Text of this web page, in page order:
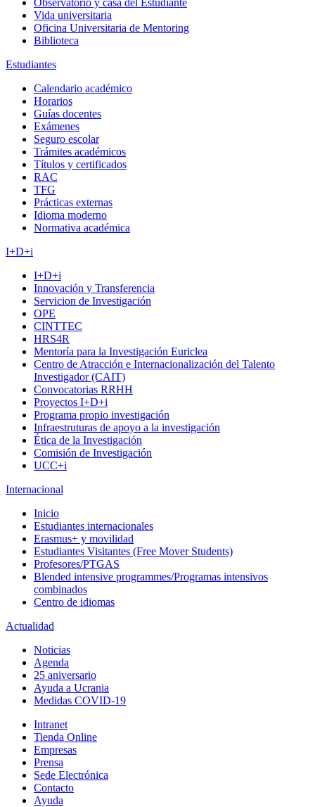
Observatorio y casa del Estudiante
Vida universitaria
Oficina Universitaria de Mentoring
Biblioteca
Estudiantes
Calendario académico
Horarios
Guías docentes
Exámenes
Seguro escolar
Trámites académicos
Títulos y certificados
RAC
TFG
Prácticas externas
Idioma moderno
Normativa académica
I+D+i
I+D+i
Innovación y Transferencia
Servicion de Investigación
OPE
CINTTEC
HRS4R
Mentoría para la Investigación Euriclea
Centro de Atracción e Internacionalización del Talento
Investigador (CAIT)
Convocatorias RRHH
Proyectos I+D+i
Programa propio investigación
Infraestruturas de apoyo a la investigación
Ética de la Investigación
Comisión de Investigación
UCC+i
Internacional
Inicio
Estudiantes internacionales
Erasmus+ y movilidad
Estudiantes Visitantes (Free Mover Students)
Profesores/PTGAS
Blended intensive programmes/Programas intensivos
combinados
Centro de idiomas
Actualidad
Noticias
Agenda
25 aniversario
Ayuda a Ucrania
Medidas COVID-19
Intranet
Tienda Online
Empresas
Prensa
Sede Electrónica
Contacto
Ayuda